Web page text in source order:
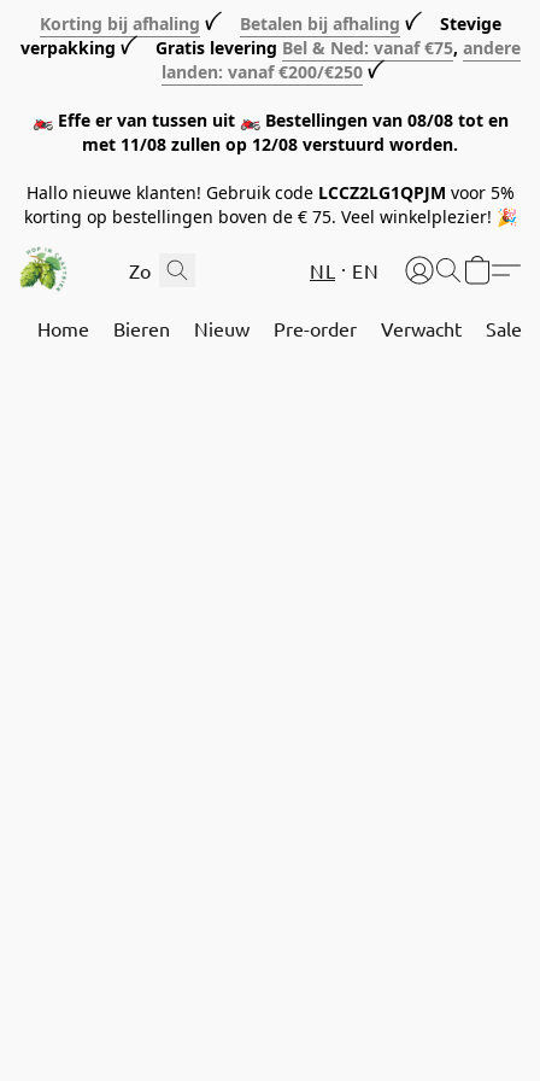
Korting bij afhaling ꪜ Betalen bij afhaling ꪜ Stevige
verpakking ꪜ Gratis levering Bel & Ned: vanaf €75, andere
landen: vanaf €200/€250 ꪜ
🏍️ Effe er van tussen uit 🏍️ Bestellingen van 08/08 tot en
met 11/08 zullen op 12/08 verstuurd worden.
Hallo nieuwe klanten! Gebruik code LCCZ2LG1QPJM voor 5%
korting op bestellingen boven de € 75. Veel winkelplezier! 🎉
NL EN
Home Bieren Nieuw Pre-order Verwacht Sale